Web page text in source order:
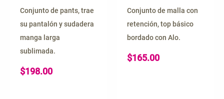
Conjunto de pants, trae
su pantalón y sudadera
manga larga
sublimada.
$198.00
Conjunto de malla con
retención, top básico
bordado con Alo.
$165.00